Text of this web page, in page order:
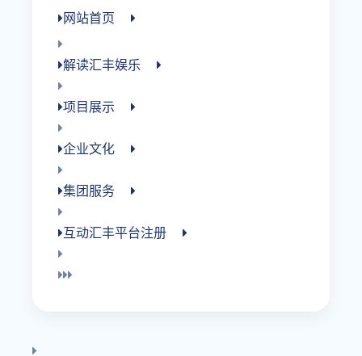
网站首页
解读汇丰娱乐
项目展示
企业文化
集团服务
互动汇丰平台注册